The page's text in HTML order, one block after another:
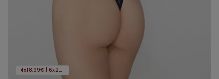
4x18,99€ | 6x24,99€